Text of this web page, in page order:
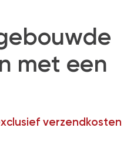
met een
verzendkosten